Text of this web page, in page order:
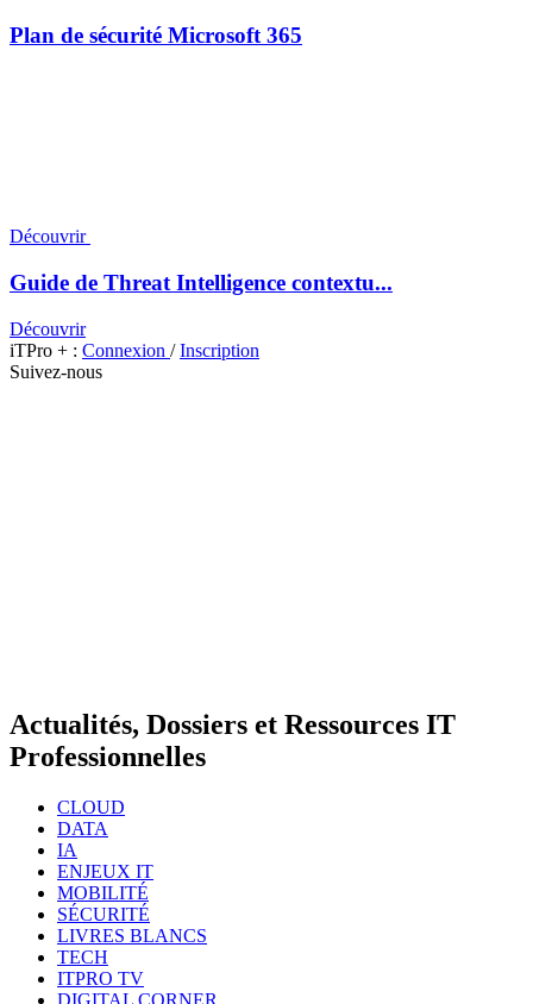
Plan de sécurité Microsoft 365
Découvrir
Guide de Threat Intelligence contextu...
Découvrir
iTPro + : Connexion /Inscription
Suivez-nous
Actualités, Dossiers et Ressources IT
Professionnelles
CLOUD
DATA
IA
ENJEUX IT
MOBILITÉ
SÉCURITÉ
LIVRES BLANCS
TECH
ITPRO TV
DIGITAL CORNER